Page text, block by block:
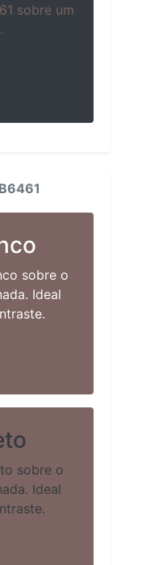
sobre um
sobre o
Ideal
sobre o
Ideal